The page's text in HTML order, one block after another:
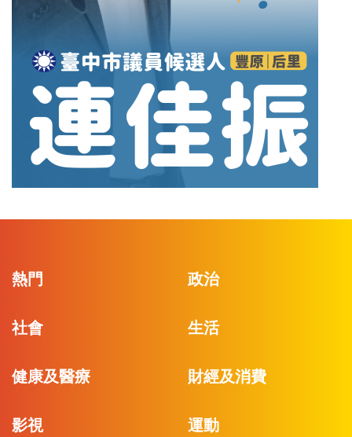
熱門 政治
社會 生活
健康及醫療 財經及消費
影視 運動